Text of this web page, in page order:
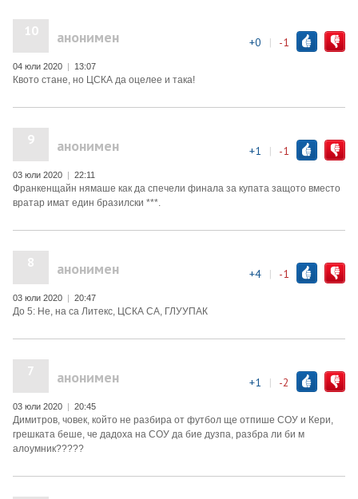
10 анонимен +0 | -1
04 юли 2020 | 13:07
Квото стане, но ЦСКА да оцелее и така!
9 анонимен +1 | -1
03 юли 2020 | 22:11
Франкенщайн нямаше как да спечели финала за купата защото вместо
вратар имат един бразилски ***.
8 анонимен +4 | -1
03 юли 2020 | 20:47
До 5: Не, на са Литекс, ЦСКА СА, ГЛУУПАК
7 анонимен +1 | -2
03 юли 2020 | 20:45
Димитров, човек, който не разбира от футбол ще отпише СОУ и Кери,
грешката беше, че дадоха на СОУ да бие дузпа, разбра ли би м
алоумник?????